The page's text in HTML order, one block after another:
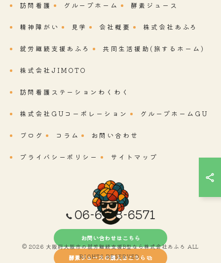
06-6718-6571
お問い合わせはこちら
酵素ジュースの購入はこちら
訪問看護 グループホーム 酵素ジュース
精神障がい 見学 会社概要 株式会社あふろ
就労継続支援あふろ 共同生活援助(旅するホーム)
株式会社JIMOTO
訪問看護ステーションわくわく
株式会社GUコーポレーション グループホームGU
ブログ コラム お問い合わせ
プライバシーポリシー サイトマップ
© 2026 大阪府大阪市の就労継続支援B型なら株式会社あふろ ALL
RIGHTS RESERVED.